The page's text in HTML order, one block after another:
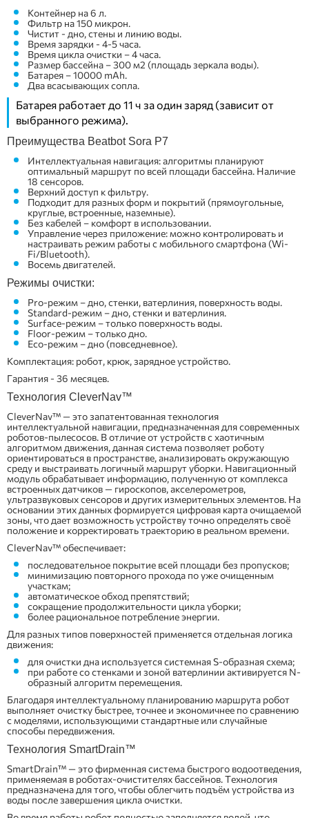
Контейнер на 6 л.
Фильтр на 150 микрон.
Чистит - дно, стены и линию воды.
Время зарядки - 4-5 часа.
Время цикла очистки – 4 часа.
Размер бассейна – 300 м2 (площадь зеркала воды).
Батарея –10000 mAh.
Два всасывающих сопла.
Батарея работает до 11 ч за один заряд (зависит от
выбранного режима).
Преимущества Beatbot Sora P7
Интеллектуальная навигация: алгоритмы планируют
оптимальный маршрут по всей площади бассейна. Наличие
18 сенсоров.
Верхний доступ к фильтру.
Подходит для разных форм и покрытий (прямоугольные,
круглые, встроенные, наземные).
Без кабелей – комфорт в использовании.
Управление через приложение: можно контролировать и
настраивать режим работы с мобильного смартфона (Wi-
Fi/Bluetooth).
Восемь двигателей.
Режимы очистки:
Pro-режим – дно, стенки, ватерлиния, поверхность воды.
Standard-режим – дно, стенки и ватерлиния.
Surface-режим – только поверхность воды.
Floor-режим – только дно.
Eco-режим – дно (повседневное).
Комплектация: робот, крюк, зарядное устройство.
Гарантия - 36 месяцев.
Технология CleverNav™
CleverNav™ — это запатентованная технология
интеллектуальной навигации, предназначенная для современных
роботов-пылесосов. В отличие от устройств с хаотичным
алгоритмом движения, данная система позволяет роботу
ориентироваться в пространстве, анализировать окружающую
среду и выстраивать логичный маршрут уборки. Навигационный
модуль обрабатывает информацию, полученную от комплекса
встроенных датчиков — гироскопов, акселерометров,
ультразвуковых сенсоров и других измерительных элементов. На
основании этих данных формируется цифровая карта очищаемой
зоны, что дает возможность устройству точно определять своё
положение и корректировать траекторию в реальном времени.
CleverNav™ обеспечивает:
последовательное покрытие всей площади без пропусков;
минимизацию повторного прохода по уже очищенным
участкам;
автоматическое обход препятствий;
сокращение продолжительности цикла уборки;
более рациональное потребление энергии.
Для разных типов поверхностей применяется отдельная логика
движения:
для очистки дна используется системная S-образная схема;
при работе со стенками и зоной ватерлинии активируется N-
образный алгоритм перемещения.
Благодаря интеллектуальному планированию маршрута робот
выполняет очистку быстрее, точнее и экономичнее по сравнению
с моделями, использующими стандартные или случайные
способы передвижения.
Технология SmartDrain™
SmartDrain™ — это фирменная система быстрого водоотведения,
применяемая в роботах-очистителях бассейнов. Технология
предназначена для того, чтобы облегчить подъём устройства из
воды после завершения цикла очистки.